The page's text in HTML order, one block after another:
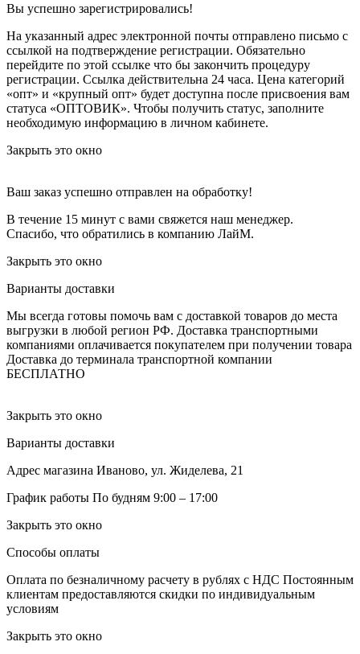
Вы успешно зарегистрировались!
На указанный адрес электронной почты отправлено письмо с
ссылкой на подтверждение регистрации. Обязательно
перейдите по этой ссылке что бы закончить процедуру
регистрации. Ссылка действительна 24 часа. Цена категорий
«опт» и «крупный опт» будет доступна после присвоения вам
статуса «ОПТОВИК». Чтобы получить статус, заполните
необходимую информацию в личном кабинете.
Закрыть это окно
Ваш заказ успешно отправлен на обработку!
В течение 15 минут с вами свяжется наш менеджер.
Спасибо, что обратились в компанию ЛайМ.
Закрыть это окно
Варианты доставки
Мы всегда готовы помочь вам с доставкой товаров до места
выгрузки в любой регион РФ. Доставка транспортными
компаниями оплачивается покупателем при получении товара
Доставка до терминала транспортной компании
БЕСПЛАТНО
Закрыть это окно
Варианты доставки
Адрес магазина Иваново, ул. Жиделева, 21
График работы По будням 9:00 – 17:00
Закрыть это окно
Способы оплаты
Оплата по безналичному расчету в рублях с НДС Постоянным
клиентам предоставляются скидки по индивидуальным
условиям
Закрыть это окно